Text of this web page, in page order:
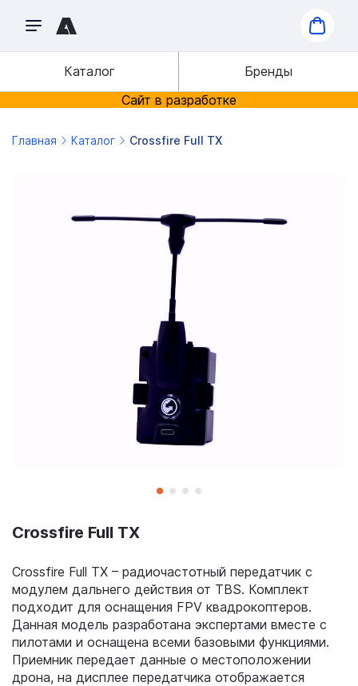
Каталог
Бренды
Сайт в разработке
Главная Каталог Crossfire Full TX
Crossfire Full TX
Crossfire Full TX – радиочастотный передатчик с
модулем дальнего действия от TBS. Комплект
подходит для оснащения FPV квадрокоптеров.
Данная модель разработана экспертами вместе с
пилотами и оснащена всеми базовыми функциями.
Приемник передает данные о местоположении
дрона, на дисплее передатчика отображается